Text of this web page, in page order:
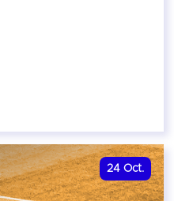
24 Oct.